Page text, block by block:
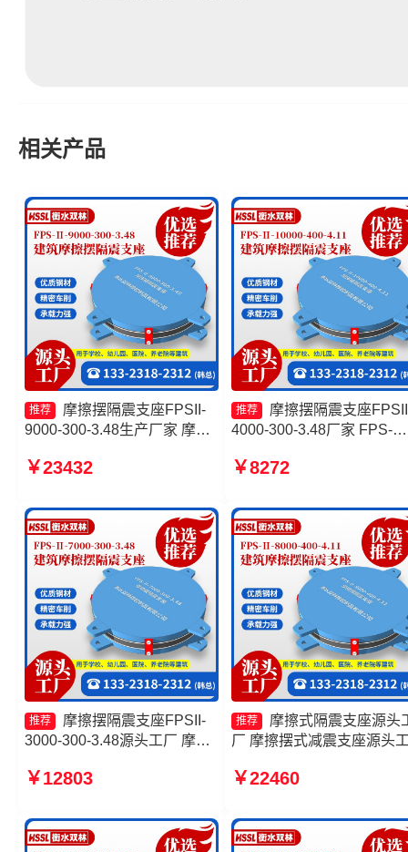
相关产品
推荐
摩擦摆隔震支座FPSII-
9000-300-3.48生产厂家 摩擦
4.11源头工厂 建筑摩擦摆减隔
源头工厂
￥23432
推荐
摩擦摆隔震支座
4000-300-3.48厂家 FPS-
震支座FPSII-6000-300-
300-3.48厂家
￥8272
推荐
摩擦摆隔震支座FPSII-
3000-300-3.48源头工厂 摩擦
3.48 摩擦摆支座JZQZ-15000
FPSII-1000-300-3.48厂家
￥12803
推荐
摩擦式隔震支座源头
厂 摩擦摆式减震支座源头
摩擦摆式减隔震支座厂家
￥22460